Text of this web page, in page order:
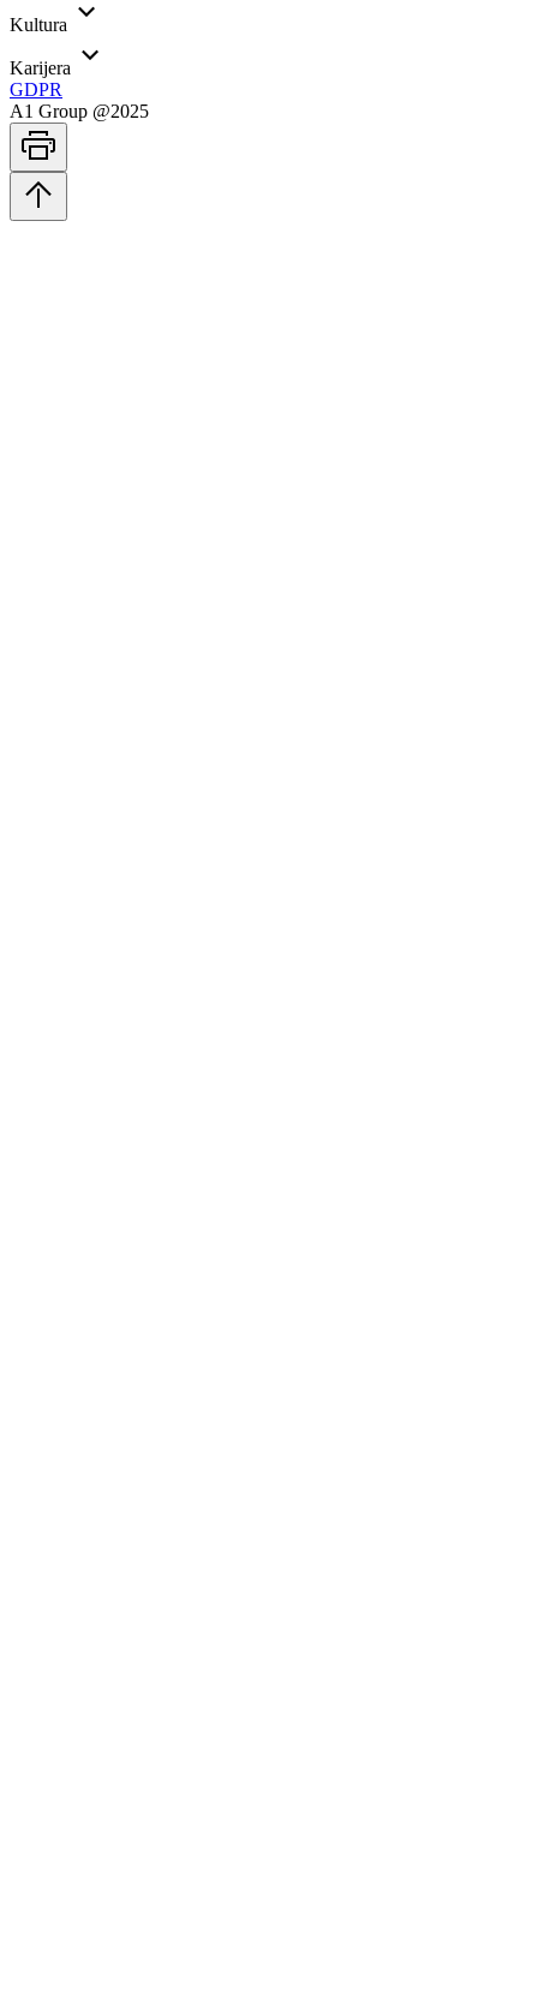
Kultura
Karijera
GDPR
A1 Group @2025